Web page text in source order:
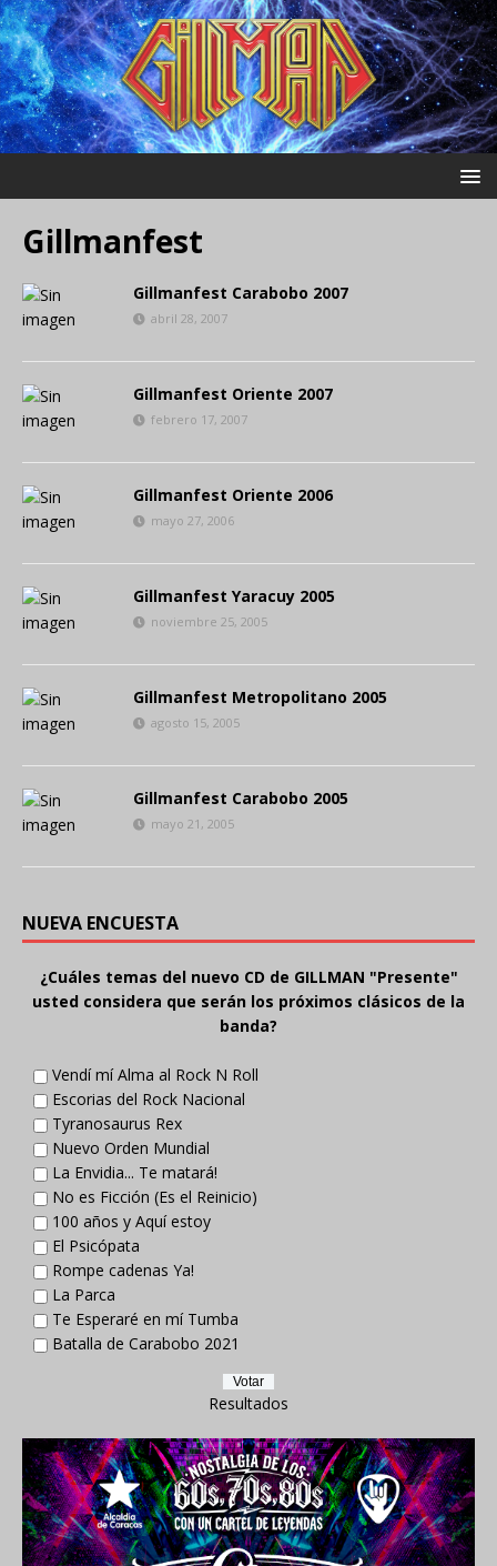
Gillmanfest
Gillmanfest Carabobo 2007
abril 28, 2007
Gillmanfest Oriente 2007
febrero 17, 2007
Gillmanfest Oriente 2006
mayo 27, 2006
Gillmanfest Yaracuy 2005
noviembre 25, 2005
Gillmanfest Metropolitano 2005
agosto 15, 2005
Gillmanfest Carabobo 2005
mayo 21, 2005
NUEVA ENCUESTA
¿Cuáles temas del nuevo CD de GILLMAN "Presente"
usted considera que serán los próximos clásicos de la
banda?
Vendí mí Alma al Rock N Roll
Escorias del Rock Nacional
Tyranosaurus Rex
Nuevo Orden Mundial
La Envidia... Te matará!
No es Ficción (Es el Reinicio)
100 años y Aquí estoy
El Psicópata
Rompe cadenas Ya!
La Parca
Te Esperaré en mí Tumba
Batalla de Carabobo 2021
Resultados